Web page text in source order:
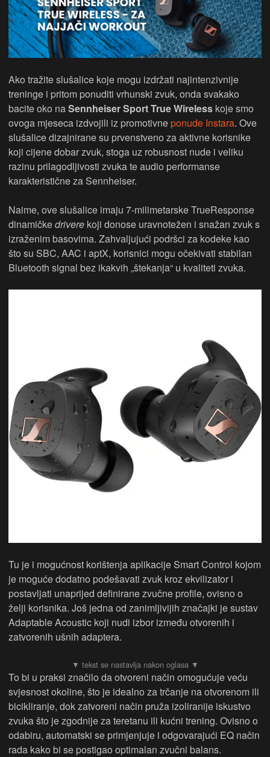
Ako tražite slušalice koje mogu izdržati najintenzivnije
treninge i pritom ponuditi vrhunski zvuk, onda svakako
bacite oko naSennheiser Sport True Wireless koje smo
ovoga mjeseca izdvojili iz promotivneponude Instara. Ove
slušalice dizajnirane su prvenstveno za aktivne korisnike
koji cijene dobar zvuk, stoga uz robusnost nude i veliku
razinu prilagodljivosti zvuka te audio performanse
karakteristične za Sennheiser.
Naime, ove slušalice imaju 7-milimetarske TrueResponse
dinamičkedrivere koji donose uravnotežen i snažan zvuk s
izraženim basovima. Zahvaljujući podršci za kodeke kao
što su SBC, AAC i aptX, korisnici mogu očekivati stabilan
Bluetooth signal bez ikakvih „štekanja“ u kvaliteti zvuka.
Tu je i mogućnost korištenja aplikacije Smart Control kojom
je moguće dodatno podešavati zvuk kroz ekvilizator i
postavljati unaprijed definirane zvučne profile, ovisno o
želji korisnika. Još jedna od zanimljivijih značajki je sustav
Adaptable Acoustic koji nudi izbor između otvorenih i
zatvorenih ušnih adaptera.
To bi u praksi značilo da otvoreni način omogućuje veću
svjesnost okoline, što je idealno za trčanje na otvorenom ili
bicikliranje, dok zatvoreni način pruža izoliranije iskustvo
zvuka što je zgodnije za teretanu ili kućni trening. Ovisno o
odabiru, automatski se primjenjuje i odgovarajući EQ način
rada kako bi se postigao optimalan zvučni balans.